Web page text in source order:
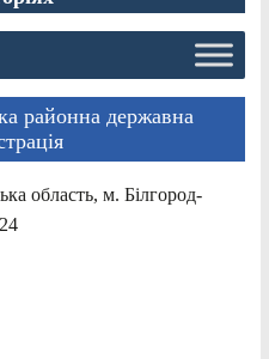
районна державна
область, м. Білгород-